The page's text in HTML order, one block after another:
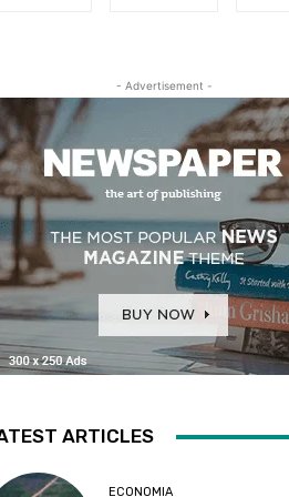
- Advertisement -
ARTICLES
ECONOMIA